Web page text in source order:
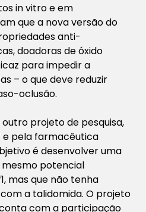
in vitro e em
que a nova versão do
anti-
doadoras de óxido
para impedir a
– o que deve reduzir
oclusão.
projeto de pesquisa,
e pela farmacêutica
é desenvolver uma
potencial
mas que não tenha
a talidomida. O projeto
com a participação